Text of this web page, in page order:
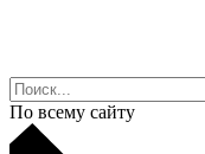
По всему сайту